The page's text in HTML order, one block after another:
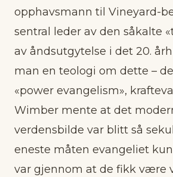
opphavsmann til Vineyard-
sentral leder av den såkalte
av åndsutgytelse i det 20.
man en teologi om dette –
«power evangelism»,
Wimber mente at det
verdensbilde var blitt så
eneste måten evangeliet
var gjennom at de fikk være